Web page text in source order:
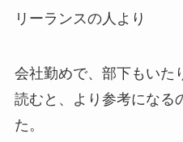
リーランスの人より
会社勤めで、部下もいた
読むと、より参考にな
た。